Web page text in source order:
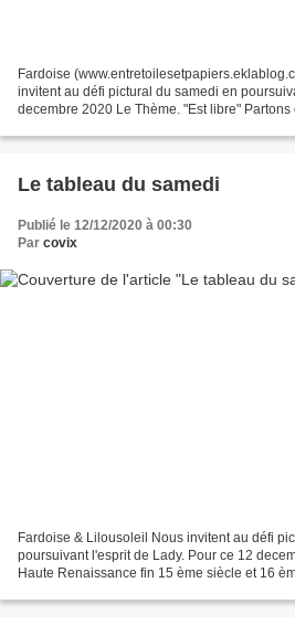
Fardoise
invitent au défi pictural du samedi en
decembre 2020 Le Thème. "Est libre"
Le tableau du samedi
Publié le 12/12/2020 à 00:30
Par covix
Fardoise & Lilousoleil Nous invitent au défi
poursuivant l'esprit de Lady. Pour ce 12
Haute Renaissance fin 15 ème siècle et 16